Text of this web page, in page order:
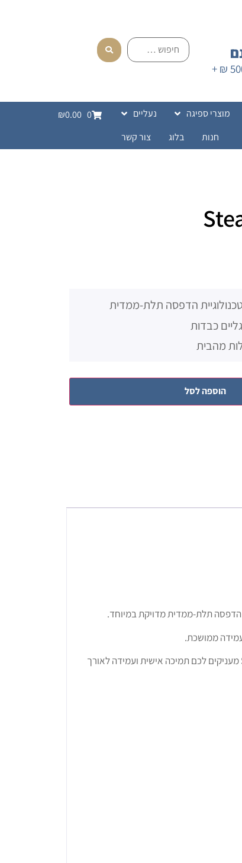
בהזמנה מעל 500 ₪ +
מוצרי ספיגה
נעליים
חנות
בלוג צור קשר
0
₪0.00
הדפסה תלת-ממדית
כבדות
מהבית
הוספה לסל
ממושכת.
בין אם אתם עובדים בעמידה לאורך כל היום, נמצאים בתנועה מתמדת או עוסקים בפעילות גופנית קבועה — מדרסי SteadySole 3D מעניקים לכם תמיכה אישית ועמידה לאורך